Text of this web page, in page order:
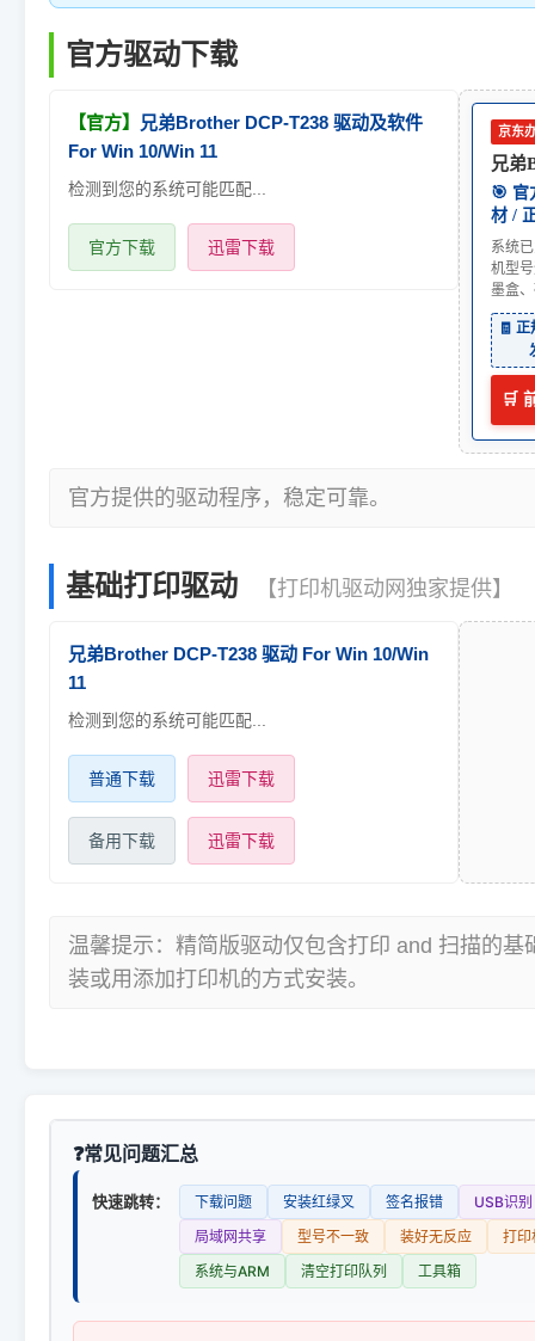
官方驱动下载
【官方】
兄弟Brother DCP-T238 驱动及软件
For Win 10/Win 11
检测到您的系统可能匹配...
官方下载 迅雷下载
京东
兄弟
🎯 官
材 /
系统
机型
墨盒
🧾
🛒
官方提供的驱动程序，稳定可靠。
基础打印驱动 【打印机驱动网独家提供】
兄弟Brother DCP-T238 驱动 For Win 10/Win
11
检测到您的系统可能匹配...
普通下载 迅雷下载
备用下载 迅雷下载
温馨提示：精简版驱动仅包含打印 and 扫描的基
装或用添加打印机的方式安装。
常见问题汇总
快速跳转： 下载问题 安装红绿叉 签名报错
USB识别
局域网共享
型号不一致 装好无反应
打印
系统与ARM
清空打印队列 工具箱